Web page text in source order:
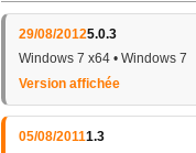
29/08/20125.0.3
Windows 7 x64 • Windows 7
Version affichée
05/08/20111.3